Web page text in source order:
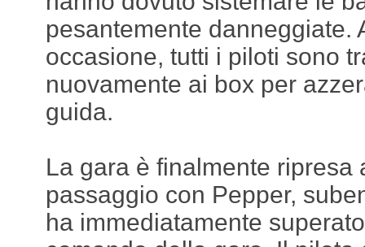
pesantemente danneggiate.
occasione, tutti i piloti sono
nuovamente ai box per
guida.
La gara è finalmente ripresa
passaggio con Pepper,
ha immediatamente